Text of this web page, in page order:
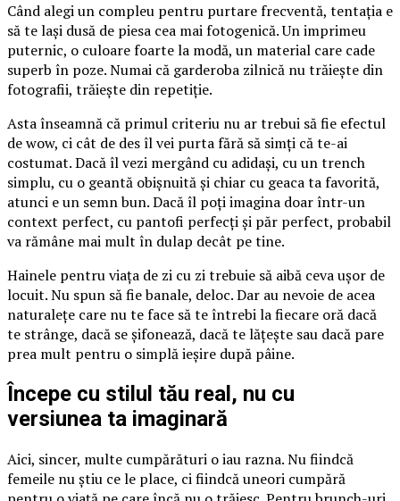
Când alegi un compleu pentru purtare frecventă, tentația e
să te lași dusă de piesa cea mai fotogenică. Un imprimeu
puternic, o culoare foarte la modă, un material care cade
superb în poze. Numai că garderoba zilnică nu trăiește din
fotografii, trăiește din repetiție.
Asta înseamnă că primul criteriu nu ar trebui să fie efectul
de wow, ci cât de des îl vei purta fără să simți că te-ai
costumat. Dacă îl vezi mergând cu adidași, cu un trench
simplu, cu o geantă obișnuită și chiar cu geaca ta favorită,
atunci e un semn bun. Dacă îl poți imagina doar într-un
context perfect, cu pantofi perfecți și păr perfect, probabil
va rămâne mai mult în dulap decât pe tine.
Hainele pentru viața de zi cu zi trebuie să aibă ceva ușor de
locuit. Nu spun să fie banale, deloc. Dar au nevoie de acea
naturalețe care nu te face să te întrebi la fiecare oră dacă
te strânge, dacă se șifonează, dacă te lățește sau dacă pare
prea mult pentru o simplă ieșire după pâine.
Începe cu stilul tău real, nu cu
versiunea ta imaginară
Aici, sincer, multe cumpărături o iau razna. Nu fiindcă
femeile nu știu ce le place, ci fiindcă uneori cumpără